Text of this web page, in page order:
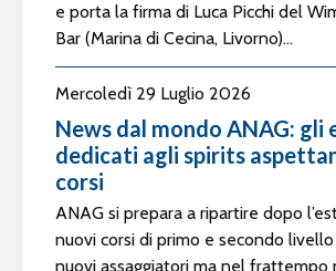
e porta la firma di Luca Picchi del
Bar (Marina di Cecina, Livorno)...
Mercoledì 29 Luglio 2026
News dal mondo ANAG: gli
dedicati agli spirits
corsi
ANAG si prepara a ripartire dopo
nuovi corsi di primo e secondo
nuovi assaggiatori ma nel frattempo